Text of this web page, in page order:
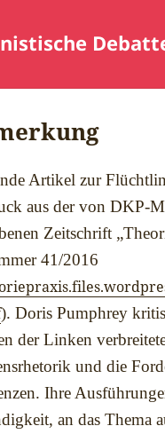
Artikel zur
aus der von DKP-
Zeitschrift
41/2016
). Doris Pumphrey
der Linken
und die
Ihre
an das Thema